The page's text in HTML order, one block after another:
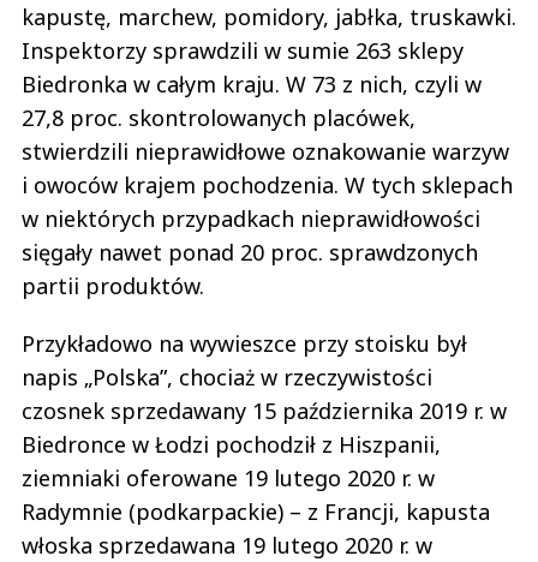
kapustę, marchew, pomidory, jabłka, truskawki.
Inspektorzy sprawdzili w sumie 263 sklepy
Biedronka w całym kraju. W 73 z nich, czyli w
27,8 proc. skontrolowanych placówek,
stwierdzili nieprawidłowe oznakowanie warzyw
i owoców krajem pochodzenia. W tych sklepach
w niektórych przypadkach nieprawidłowości
sięgały nawet ponad 20 proc. sprawdzonych
partii produktów.
Przykładowo na wywieszce przy stoisku był
napis „Polska”, chociaż w rzeczywistości
czosnek sprzedawany 15 października 2019 r. w
Biedronce w Łodzi pochodził z Hiszpanii,
ziemniaki oferowane 19 lutego 2020 r. w
Radymnie (podkarpackie) – z Francji, kapusta
włoska sprzedawana 19 lutego 2020 r. w